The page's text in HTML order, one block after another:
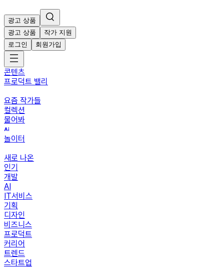
광고 상품
광고 상품
작가 지원
로그인
회원가입
콘텐츠
프로덕트 밸리
요즘 작가들
컬렉션
물어봐
놀이터
새로 나온
인기
개발
AI
IT서비스
기획
디자인
비즈니스
프로덕트
커리어
트렌드
스타트업